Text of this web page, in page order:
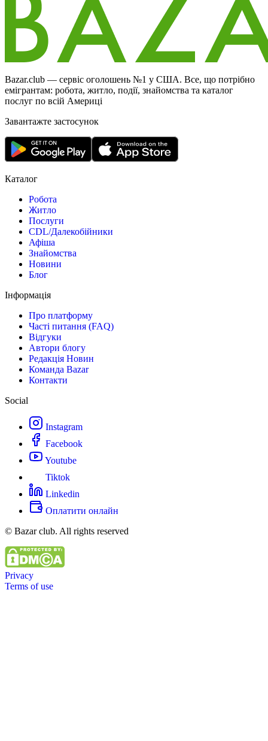
Bazar.club — сервіс оголошень №1 у США. Все, що потрібно
емігрантам: робота, житло, події, знайомства та каталог
послуг по всій Америці
Завантажте застосунок
Каталог
Робота
Житло
Послуги
CDL/Далекобійники
Афіша
Знайомства
Новини
Блог
Інформація
Про платформу
Часті питання (FAQ)
Відгуки
Автори блогу
Редакція Новин
Команда Bazar
Контакти
Social
Instagram
Facebook
Youtube
Tiktok
Linkedin
Оплатити онлайн
© Bazar club. All rights reserved
Privacy
Terms of use